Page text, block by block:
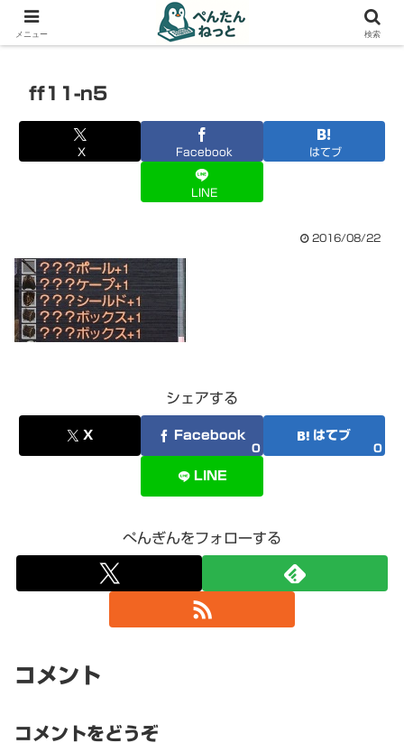
PCやガジェットの備忘録
ff11-n5
X Facebook はてブ
LINE
2016/08/22
シェアする
X Facebook
0
はてブ
0
LINE
ぺんぎんをフォローする
コメント
コメントをどうぞ
メニュー 検索